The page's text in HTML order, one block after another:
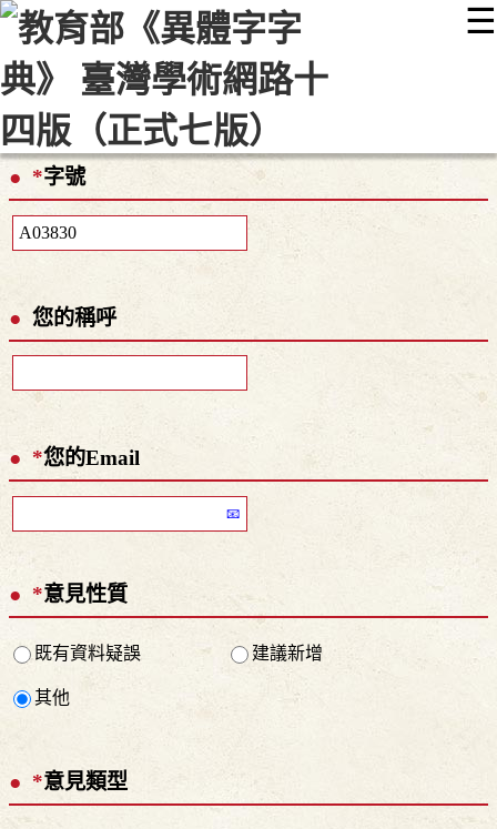
☰
::: 最新消息 常見問題 編輯說明
顯示模式
網站導覽
*字號
您的稱呼
*您的Email
*意見性質
既有資料疑誤 建議新增
其他
*意見類型